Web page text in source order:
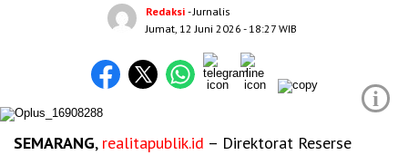
Redaksi - Jurnalis
Jumat, 12 Juni 2026 - 18:27 WIB
i
SEMARANG, realitapublik.id – Direktorat Reserse